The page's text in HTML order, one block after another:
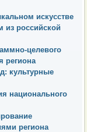
искусстве
из российской
целевого
региона
культурные
национального
региона